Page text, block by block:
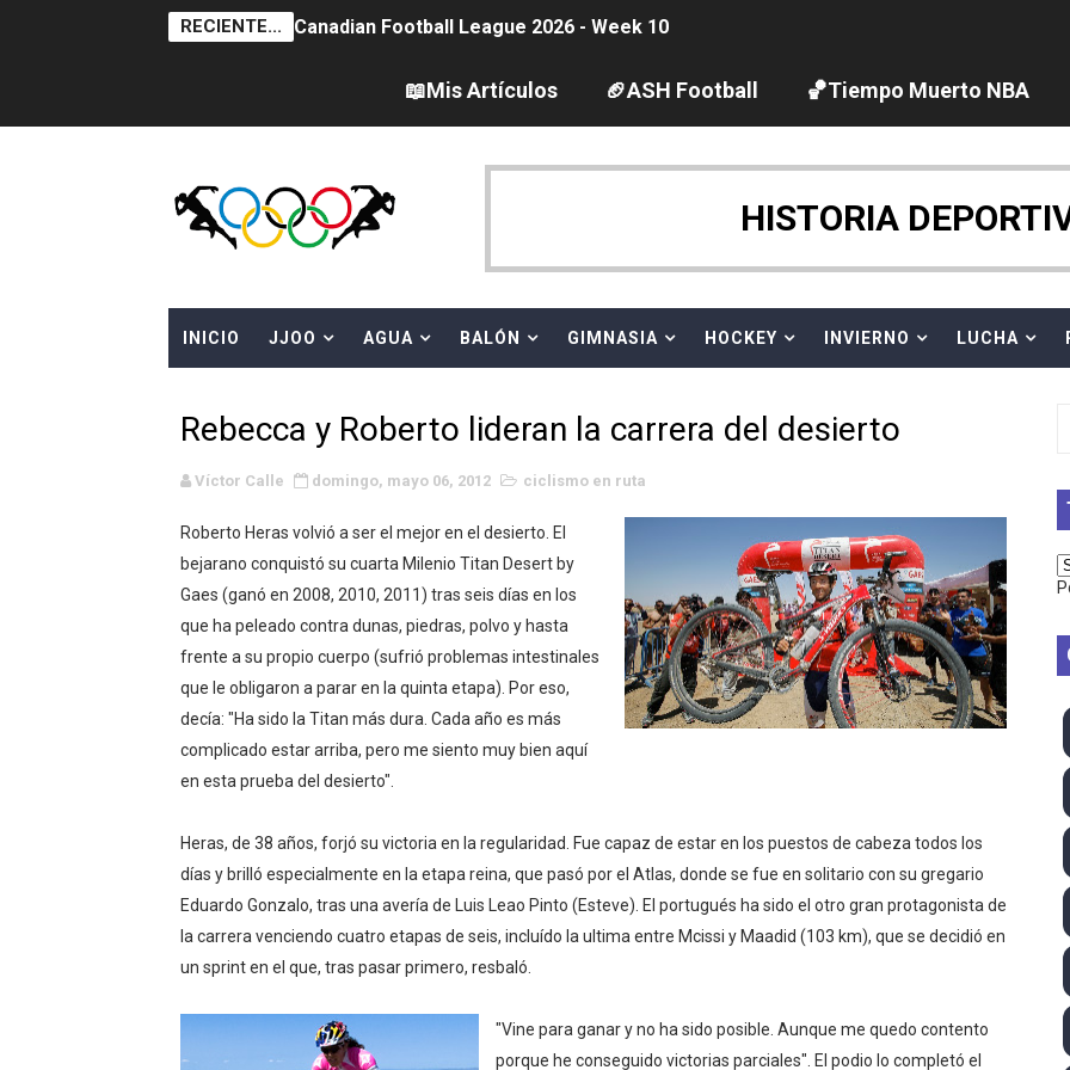
RECIENTE... Canadian Football League 2026 - Week 10
EFA y AFLE 2026 - Regular season
Campeonato de Europa de saltos 2026 (París, Francia) - Chiara Pellacani se cuelga
WWE NXT - Myles Borne y Tavion Heights ponen fin al reinado por parejas de The
Canadá Open 2026
Campeonato de Europa de MTB 2026 (Monteceneri, Suiza) - Charlie Aldridge y Sina
Campeonato de Europa de remo 2026 (Varese, Italia) - Rumanía, Alemania y Gran
Mundial de lacrosse femenino 2026 (Tokio, Japón) - Estados Unidos invencibles, ya
Máxima celebración en el último Impact! con Jason Hotch como nuevo TNA
Mundial de esgrima 2026 (Hong Kong) - La delegación italiana arrasa con 4 oros y 4
Raquel Rodriguez es la nueva monarca Intercontinental, su primer título individual en
Athletes Unlimited Softball League 2026 - Las Utah Talons son bicampeonas de la
Mundial de piragüismo slalom 2026 (Oklahoma City, Estados Unidos) - Miquel Travé
AEW - Willow al fin es campeona mundial y Maya World arrebata el título TBS a Hikaru
Tour de Francia masculino 2026 - Tadej Pogacar entra en el selecto grupo de los
Mundial de Fórmula 1 2026 - Lando Norris consigue en Hungría su primera victoria
Copa del Mundo femenina 2026 - Estados Unidos campeón dejando a España a las
Mundial Fórmula E 2026 - Victorias de Ticktum y de Vries en Tokyo, con doble podio
Women's Football Alliance 2026 - Minnesota Vixen consigue su ansiado primer título de
📖Mis Artículos 🏈ASH Football 🏀Tiempo Muerto NBA
HISTORIA
INICIO JJOO AGUA BALÓN GIMNASIA HOCKEY INVIERNO LUCHA
Rebecca y Roberto lideran la carrera del desierto
Víctor Calle domingo, mayo 06, 2012 ciclismo en ruta
Roberto Heras volvió a ser el mejor en el desierto. El
bejarano conquistó su cuarta Milenio Titan Desert by
Gaes (ganó en 2008, 2010, 2011) tras seis días en los
que ha peleado contra dunas, piedras, polvo y hasta
frente a su propio cuerpo (sufrió problemas intestinales
que le obligaron a parar en la quinta etapa). Por eso,
decía: "Ha sido la Titan más dura. Cada año es más
complicado estar arriba, pero me siento muy bien aquí
en esta prueba del desierto".
Heras, de 38 años, forjó su victoria en la regularidad. Fue capaz de estar en los puestos de cabeza todos los
días y brilló especialmente en la etapa reina, que pasó por el Atlas, donde se fue en solitario con su gregario
Eduardo Gonzalo, tras una avería de Luis Leao Pinto (Esteve). El portugués ha sido el otro gran protagonista de
la carrera venciendo cuatro etapas de seis, incluído la ultima entre Mcissi y Maadid (103 km), que se decidió en
un sprint en el que, tras pasar primero, resbaló.
"Vine para ganar y no ha sido posible. Aunque me quedo contento
porque he conseguido victorias parciales". El podio lo completó el